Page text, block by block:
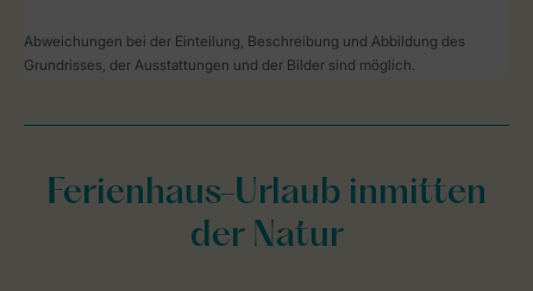
Abweichungen bei der Einteilung, Beschreibung und Abbildung des
Grundrisses, der Ausstattungen und der Bilder sind möglich.
Ferienhaus-Urlaub inmitten
der Natur